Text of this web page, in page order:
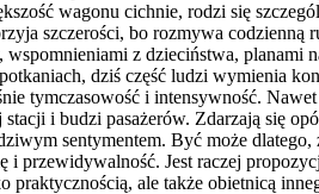
wagonu cichnie, rodzi się
szczerości, bo rozmywa codzienną
z dzieciństwa, planami
dziś część ludzi wymienia
tymczasowość i intensywność.
i budzi pasażerów. Zdarzają się
sentymentem. Być może dlatego,
przewidywalność. Jest raczej
ale także obietnicą